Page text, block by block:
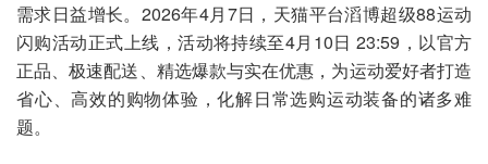
需求日益增长。2026年4月7日，天猫平台滔博超级88运动
闪购活动正式上线，活动将持续至4月10日 23:59，以官方
正品、极速配送、精选爆款与实在优惠，为运动爱好者打造
省心、高效的购物体验，化解日常选购运动装备的诸多难
题。